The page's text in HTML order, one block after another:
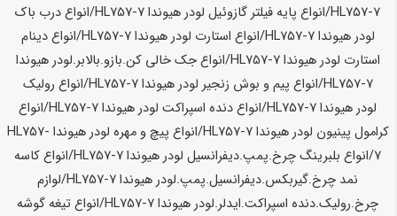
HL757-7/انواع پایه فیلتر گازوئیل لودرهیوندا HL757-7
/انواع درب باک
لودرهیوندا HL757-7 /انواع استارت لودرهیوندا HL757-7
/انواع دینام
استارت لودرهیوندا HL757-7 /انواع جک خالی کن.بازو.بالابر.لودرهیوندا
HL757-7/انواع پیم و بوش زنجیر لودرهیوندا HL757-7
/انواع رولیک
لودرهیوندا HL757-7 /انواع دنده اسپراکت لودرهیوندا HL757-7
/انواع
کرامول پینیون لودرهیوندا HL757-7 /انواع پیچ و مهره لودر
هیوندا HL757-
7/انواع بلبرینگ چرخ.پمپ.دیفرانسیل لودرهیوندا HL757-7
/انواع کاسه
نمد چرخ.گیربکس.دیفرانسیل.پمپ.لودرهیوندا HL757-7
/لوازم
چرخ.رولیک.دنده اسپراکت.ایدلر.لودرهیوندا HL757-7
/انواع تیغه گوشه